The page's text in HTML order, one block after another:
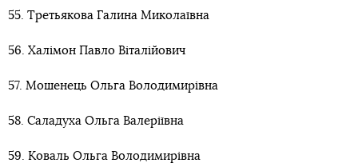
55. Третьякова Галина Миколаївна
56. Халімон Павло Віталійович
57. Мошенець Ольга Володимирівна
58. Саладуха Ольга Валеріївна
59. Коваль Ольга Володимирівна